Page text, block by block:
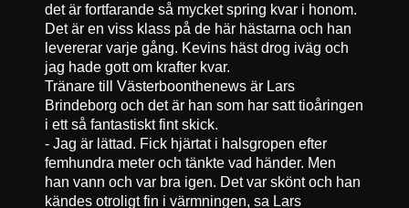
det är fortfarande så mycket spring kvar i honom.
Det är en viss klass på de här hästarna och han
levererar varje gång. Kevins häst drog iväg och
jag hade gott om krafter kvar.
Tränare till Västerboonthenews är Lars
Brindeborg och det är han som har satt tioåringen
i ett så fantastiskt fint skick.
- Jag är lättad. Fick hjärtat i halsgropen efter
femhundra meter och tänkte vad händer. Men
han vann och var bra igen. Det var skönt och han
kändes otroligt fin i värmningen, sa Lars